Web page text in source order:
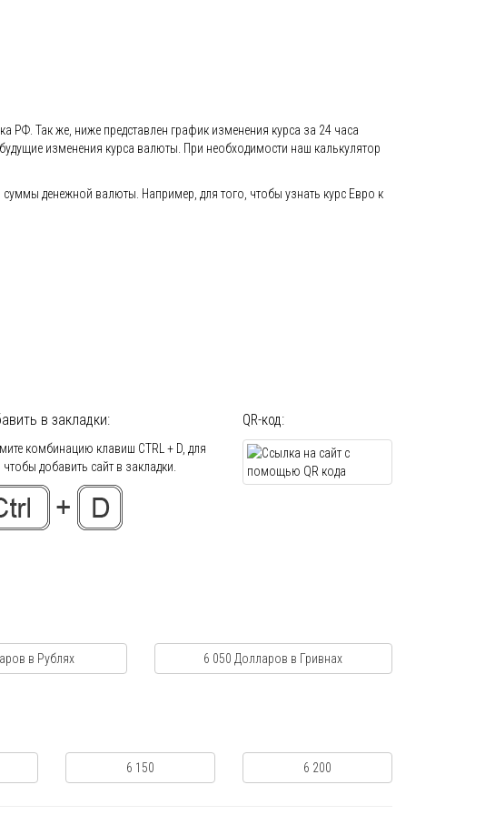
РФ. Так же, ниже представлен график изменения курса за 24 часа
изменения курса валюты. При необходимости наш калькулятор
денежной валюты. Например, для того, чтобы узнать курс Евро к
в закладки:
комбинацию клавиш CTRL + D, для
чтобы добавить сайт в закладки.
QR-код:
в Рублях 6 050 Долларов в Гривнах
6 150 6 200